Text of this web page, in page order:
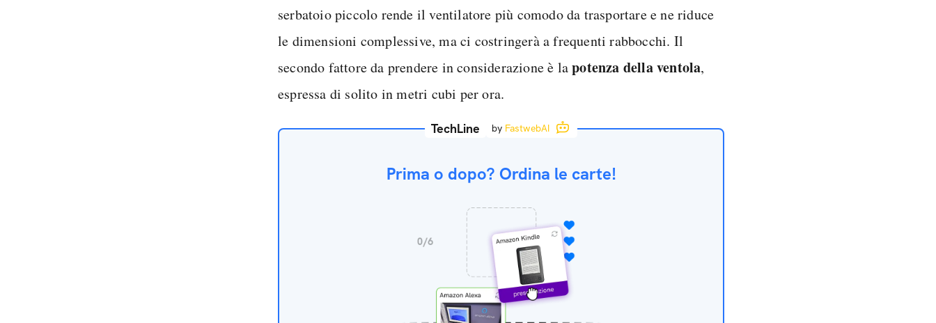
serbatoio piccolo rende il ventilatore più comodo da trasportare e ne riduce
le dimensioni complessive, ma ci costringerà a frequenti rabbocchi. Il
secondo fattore da prendere in considerazione è lapotenza della ventola,
espressa di solito in metri cubi per ora.
TechLine by FastwebAI
Prima o dopo? Ordina le carte!